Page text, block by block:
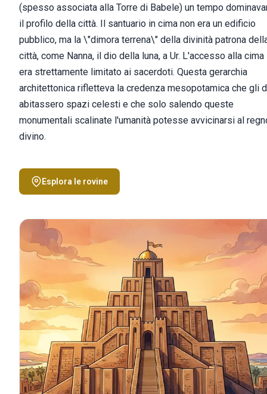
(spesso associata alla Torre di Babele) un tempo
il profilo della città. Il santuario in cima non era un edificio
pubblico, ma la \"dimora terrena\" della divinità patrona
città, come Nanna, il dio della luna, a Ur. L'accesso alla cima
era strettamente limitato ai sacerdoti. Questa gerarchia
architettonica rifletteva la credenza mesopotamica che gli
abitassero spazi celesti e che solo salendo queste
monumentali scalinate l'umanità potesse avvicinarsi al
divino.
Esplora le rovine